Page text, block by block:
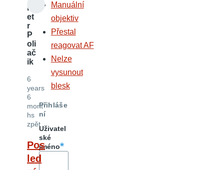
P
et
r
P
oli
ač
ik
6
years
6
mont
hs
zpět
Pos
led
Manuální
objektiv
Přestal
reagovat AF
Nelze
vysunout
blesk
Přihláše
ní
Uživatel
ské
jméno